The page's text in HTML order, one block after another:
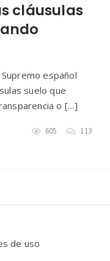
cláusulas
español
suelo que
o […]
605 113
de uso